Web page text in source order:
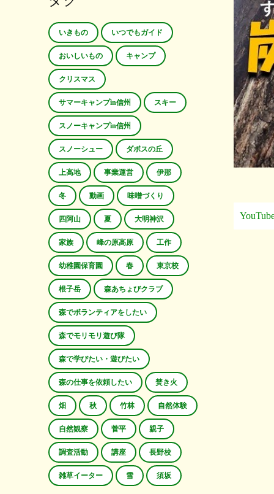
いきもの いつでもガイド
おいしいもの キャンプ
クリスマス
サマーキャンプin信州 スキー
スノーキャンプin信州
スノーシュー ダボスの丘
上高地 事業運営 伊那
冬 動画 味噌づくり
四阿山 夏 大明神沢
家族 峰の原高原 工作
幼稚園保育園 春 東京校
根子岳 森あちょびクラブ
森でボランティアをしたい
森でモリモリ遊び隊
森で学びたい・遊びたい
森の仕事を依頼したい 焚き火
畑 秋 竹林 自然体験
自然観察 菅平 親子
調査活動 講座 長野校
雑草イーター 雪 須坂